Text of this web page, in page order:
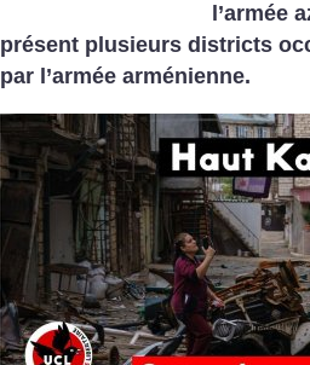
l’armée
présent plusieurs districts
par l’armée arménienne.